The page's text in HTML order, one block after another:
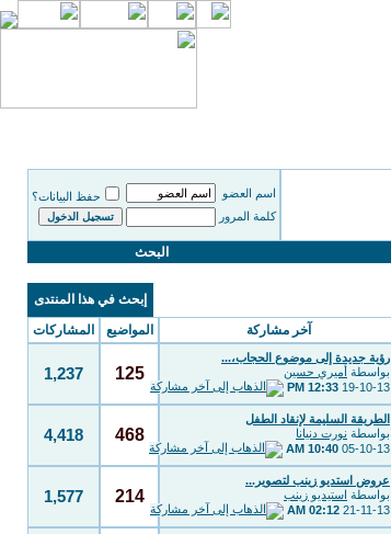
اسم العضو
حفظ البيانات؟
كلمة المرور
البحث
إبحث في هذا المنتدى
آخر مشاركة المواضيع المشاركات
رؤية جديدة إلى موضوع الحجاب،...
بواسطة أميري حسين
19-10-13
12:33 PM
125
1,237
الطريقة السليمة لإنقاد الطفل
بواسطة نورت دنيانا
05-10-13
10:40 AM
468
4,418
عروض استديو زينب لتصوير...
بواسطة استيديو زينب
21-11-13
02:12 AM
214
1,577